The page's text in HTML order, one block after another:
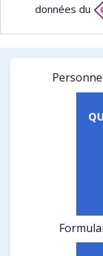
données du